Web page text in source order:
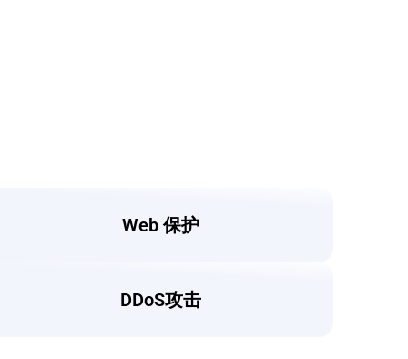
Web 保护
DDoS攻击